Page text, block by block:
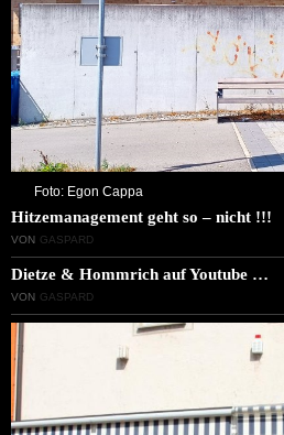
Foto: Egon Cappa
Hitzemanagement geht so – nicht !!!
VON GASPARD
Dietze & Hommrich auf Youtube …
VON GASPARD